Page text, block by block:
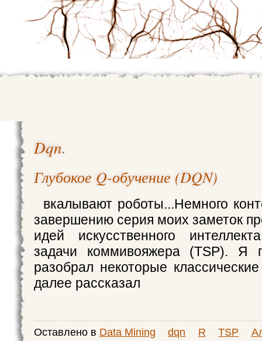
Dqn.
Глубокое Q-обучение (DQN)
вкалывают роботы...Немного
завершению серия моих заметок
идей искусственного
задачи коммивояжера (TSP). Я
разобрал некоторые
далее рассказал
Оставлено в Data Mining dqn R TSP